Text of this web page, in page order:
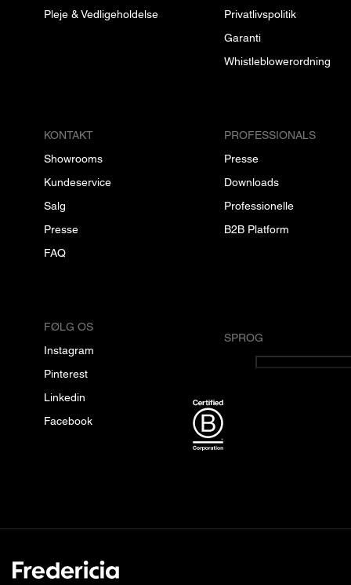
Pleje & Vedligeholdelse
Privatlivspolitik
Garanti
Whistleblowerordning
KONTAKT
Showrooms
Kundeservice
Salg
Presse
FAQ
PROFESSIONALS
Presse
Downloads
Professionelle
B2B Platform
FØLG OS
Instagram
Pinterest
Linkedin
Facebook
SPROG
Dansk